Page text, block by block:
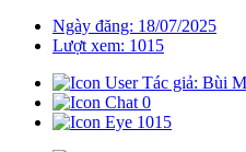
Ngày đăng: 18/07/2025
Lượt xem: 1015
Tác giả: Bùi
0
1015